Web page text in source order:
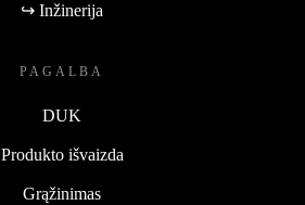
↪ Inžinerija
PAGALBA
DUK
Produkto išvaizda
Grąžinimas